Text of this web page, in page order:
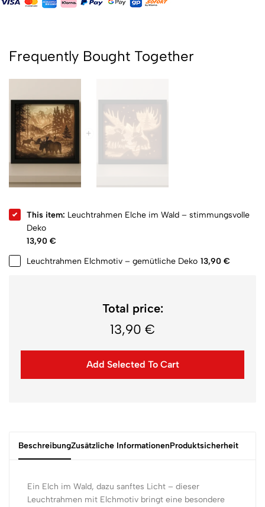
Frequently Bought Together
This item: Leuchtrahmen Elche im Wald – stimmungsvolle
Deko
13,90 €
Leuchtrahmen Elchmotiv – gemütliche Deko 13,90 €
Total price:
13,90 €
Add Selected To Cart
BeschreibungZusätzliche InformationenProduktsicherheit
Ein Elch im Wald, dazu sanftes Licht – dieser
Leuchtrahmen mit Elchmotiv bringt eine besondere